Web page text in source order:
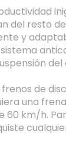
del resto
y
de
una
60 km/h.